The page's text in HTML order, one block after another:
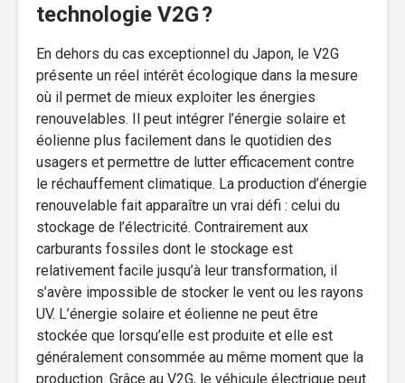
technologie V2G ?
En dehors du cas exceptionnel du Japon, le V2G
présente un réel intérêt écologique dans la mesure
où il permet de mieux exploiter les énergies
renouvelables. Il peut intégrer l’énergie solaire et
éolienne plus facilement dans le quotidien des
usagers et permettre de lutter efficacement contre
le réchauffement climatique. La production d’énergie
renouvelable fait apparaître un vrai défi : celui du
stockage de l’électricité. Contrairement aux
carburants fossiles dont le stockage est
relativement facile jusqu’à leur transformation, il
s’avère impossible de stocker le vent ou les rayons
UV. L’énergie solaire et éolienne ne peut être
stockée que lorsqu’elle est produite et elle est
généralement consommée au même moment que la
production. Grâce au V2G, le véhicule électrique peut